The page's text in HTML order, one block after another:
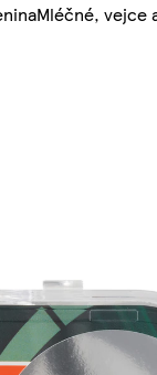
Mléčné, vejce